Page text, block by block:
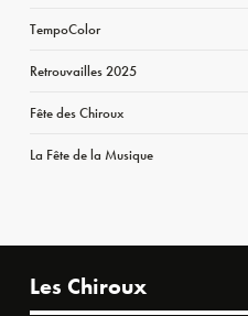
TempoColor
Retrouvailles 2025
Fête des Chiroux
La Fête de la Musique
Les Chiroux